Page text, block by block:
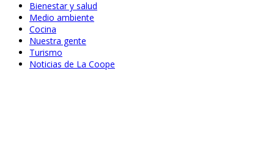
Bienestar y salud
Medio ambiente
Cocina
Nuestra gente
Turismo
Noticias de La Coope